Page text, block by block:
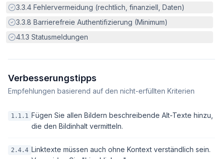
Erfüllt:
3.3.4 Fehlervermeidung (rechtlich, finanziell, Daten)
Erfüllt:
3.3.8 Barrierefreie Authentifizierung (Minimum)
Erfüllt:
4.1.3 Statusmeldungen
Verbesserungstipps
Empfehlungen basierend auf den nicht-erfüllten Kriterien
1.1.1 Fügen Sie allen Bildern beschreibende Alt-Texte hinzu,
die den Bildinhalt vermitteln.
2.4.4 Linktexte müssen auch ohne Kontext verständlich sein.